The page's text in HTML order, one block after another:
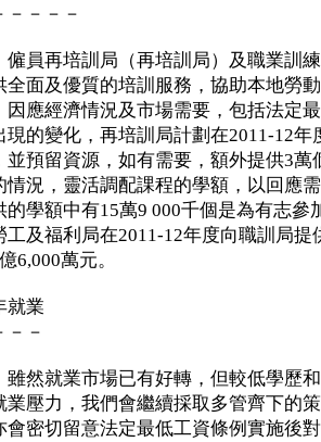
－－－－
再培訓局（再培訓局）及職業訓練
全面及優質的培訓服務，協助本地勞
因應經濟情況及市場需要，包括法定
現的變化，再培訓局計劃在2011-12年
並預留資源，如有需要，額外提供3
情況，靈活調配課程的學額，以回應
的學額中有15萬9 000千個是為有志參
工及福利局在2011-12年度向職訓局
6,000萬元。
就業
－－
就業市場已有好轉，但較低學歷和
業壓力，我們會繼續採取多管齊下的
會密切留意法定最低工資條例實施後